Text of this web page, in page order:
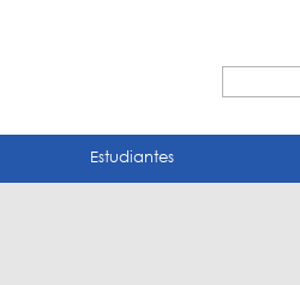
Estudiantes